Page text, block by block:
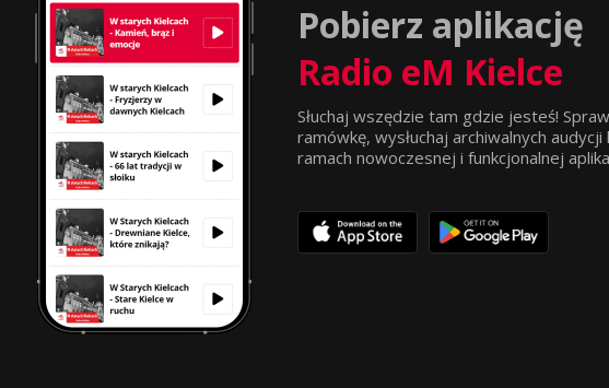
Pobierz aplikację
Radio eM Kielce
Słuchaj wszędzie tam gdzie jesteś!
ramówkę, wysłuchaj archiwalnych
ramach nowoczesnej i funkcjonalnej